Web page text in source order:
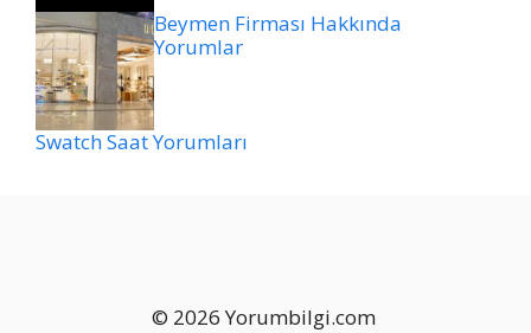
Beymen Firması Hakkında
Yorumlar
Swatch Saat Yorumları
© 2026 Yorumbilgi.com